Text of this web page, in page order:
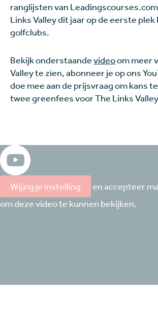
ranglijsten van
Links Valley dit jaar op de eerste plek
golfclubs.
Bekijk onderstaandevideoom meer
Valley te zien, abonneer je op ons
doe mee aan de prijsvraag om kans
twee greenfees voor The Links
Wijzig je instelling
en accepteer
om deze video te kunnen bekijken.